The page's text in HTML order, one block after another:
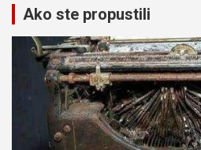
Ako ste propustili